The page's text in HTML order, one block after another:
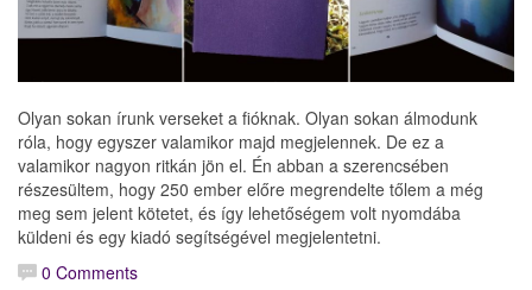
Olyan sokan írunk verseket a fióknak. Olyan sokan álmodunk
róla, hogy egyszer valamikor majd megjelennek. De ez a
valamikor nagyon ritkán jön el. Én abban a szerencsében
részesültem, hogy 250 ember előre megrendelte tőlem a még
meg sem jelent kötetet, és így lehetőségem volt nyomdába
küldeni és egy kiadó segítségével megjelentetni.
0 Comments